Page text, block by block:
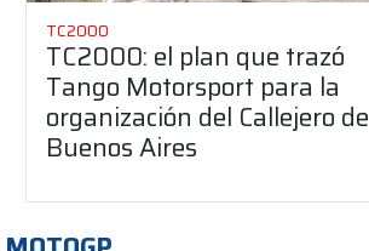
TC2000
TC2000: el plan que trazó
Tango Motorsport para la
organización del Callejero de
Buenos Aires